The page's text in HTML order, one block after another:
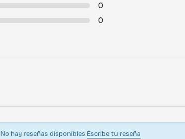
0
0
No hay reseñas disponibles Escribe tu reseña